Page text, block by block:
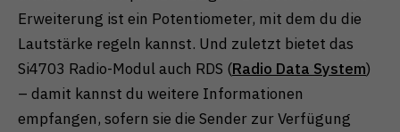
Erweiterung ist ein Potentiometer, mit dem du die
Lautstärke regeln kannst. Und zuletzt bietet das
Si4703 Radio-Modul auch RDS (Radio Data System)
– damit kannst du weitere Informationen
empfangen, sofern sie die Sender zur Verfügung